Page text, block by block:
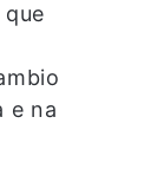
e na